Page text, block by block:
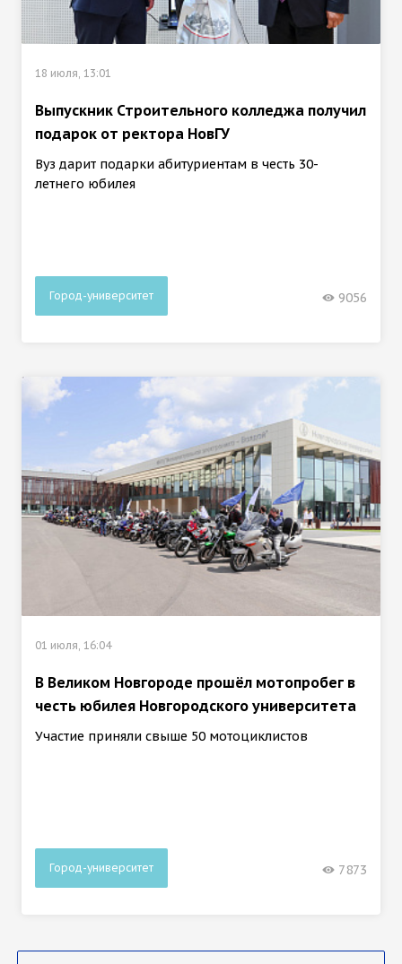
18 июля, 13:01
Выпускник Строительного колледжа получил
подарок от ректора НовГУ
Вуз дарит подарки абитуриентам в честь 30-
летнего юбилея
Город-университет 9056
01 июля, 16:04
В Великом Новгороде прошёл мотопробег в
честь юбилея Новгородского университета
Участие приняли свыше 50 мотоциклистов
Город-университет 7873